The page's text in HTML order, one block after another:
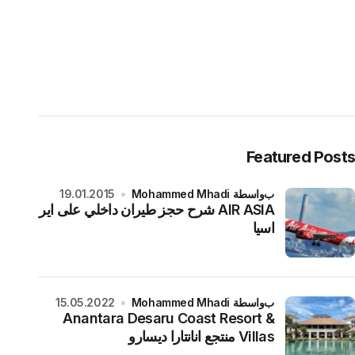
Featured Posts
AIR ASIA شرح حجز طيران داخلي على اير
اسيا
بواسطة Mohammed Mhadi 19.01.2015
Anantara Desaru Coast Resort &
Villas منتجع انانتارا ديسارو
بواسطة Mohammed Mhadi 15.05.2022